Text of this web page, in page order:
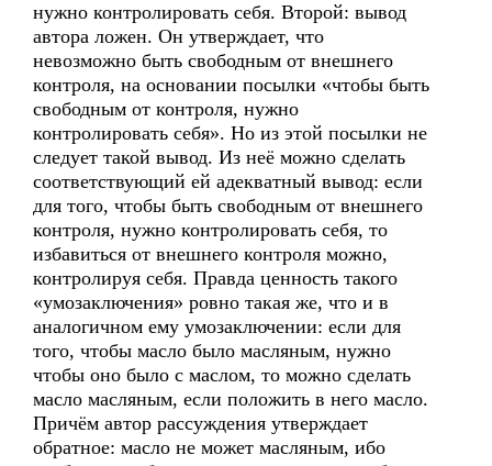
нужно контролировать себя. Второй: вывод
автора ложен. Он утверждает, что
невозможно быть свободным от внешнего
контроля, на основании посылки «чтобы быть
свободным от контроля, нужно
контролировать себя». Но из этой посылки не
следует такой вывод. Из неё можно сделать
соответствующий ей адекватный вывод: если
для того, чтобы быть свободным от внешнего
контроля, нужно контролировать себя, то
избавиться от внешнего контроля можно,
контролируя себя. Правда ценность такого
«умозаключения» ровно такая же, что и в
аналогичном ему умозаключении: если для
того, чтобы масло было масляным, нужно
чтобы оно было с маслом, то можно сделать
масло масляным, если положить в него масло.
Причём автор рассуждения утверждает
обратное: масло не может масляным, ибо